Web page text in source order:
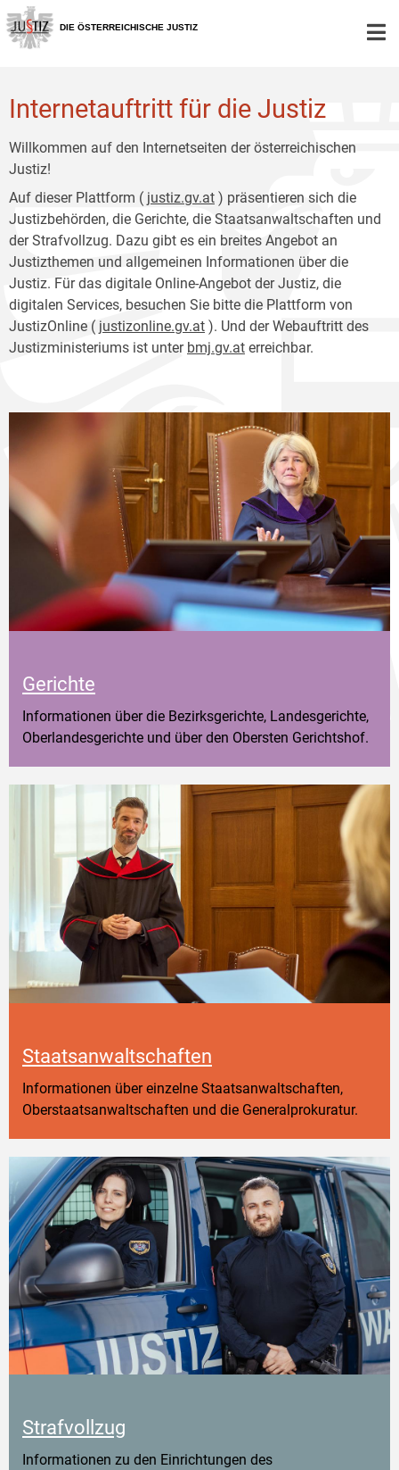
Zur
Hauptnavigation
[1]
Zum
Inhalt
[2]
DIE ÖSTERREICHISCHE JUSTIZ
Internetauftritt für die Justiz
Willkommen auf den Internetseiten der österreichischen
Justiz!
Auf dieser Plattform ( justiz.gv.at ) präsentieren sich die
Justizbehörden, die Gerichte, die Staatsanwaltschaften und
der Strafvollzug. Dazu gibt es ein breites Angebot an
Justizthemen und allgemeinen Informationen über die
Justiz. Für das digitale Online-Angebot der Justiz, die
digitalen Services, besuchen Sie bitte die Plattform von
JustizOnline ( justizonline.gv.at ). Und der Webauftritt des
Justizministeriums ist unter bmj.gv.at erreichbar.
Gerichte
Informationen über die Bezirksgerichte, Landesgerichte,
Oberlandesgerichte und über den Obersten Gerichtshof.
Staatsanwaltschaften
Informationen über einzelne Staatsanwaltschaften,
Oberstaatsanwaltschaften und die Generalprokuratur.
Strafvollzug
Informationen zu den Einrichtungen des